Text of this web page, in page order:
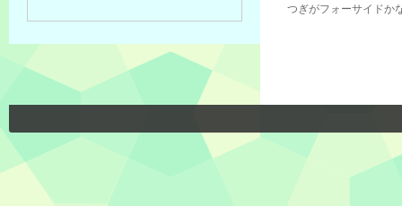
つぎがフォーサイドか